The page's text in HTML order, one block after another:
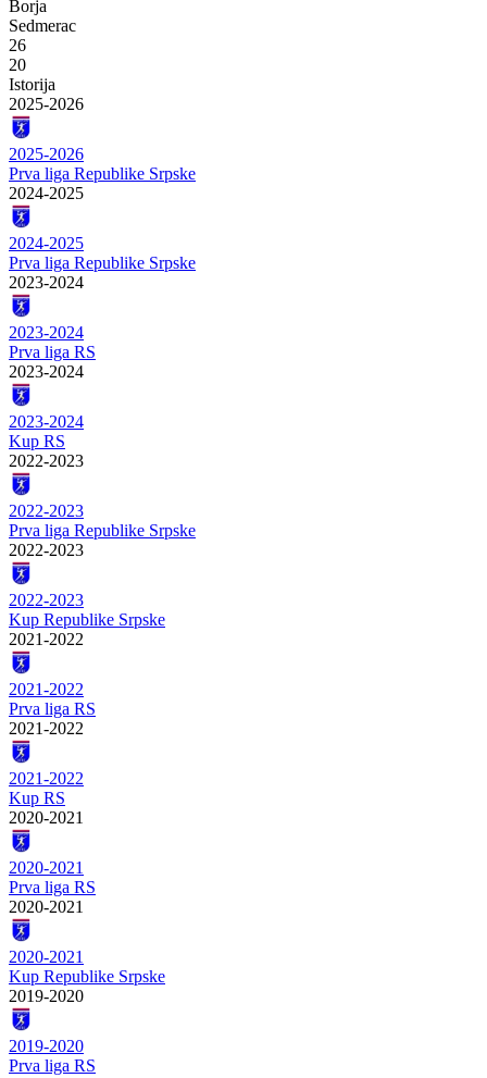
Borja
Sedmerac
26
20
Istorija
2025-2026
2025-2026
Prva liga Republike Srpske
2024-2025
2024-2025
Prva liga Republike Srpske
2023-2024
2023-2024
Prva liga RS
2023-2024
2023-2024
Kup RS
2022-2023
2022-2023
Prva liga Republike Srpske
2022-2023
2022-2023
Kup Republike Srpske
2021-2022
2021-2022
Prva liga RS
2021-2022
2021-2022
Kup RS
2020-2021
2020-2021
Prva liga RS
2020-2021
2020-2021
Kup Republike Srpske
2019-2020
2019-2020
Prva liga RS